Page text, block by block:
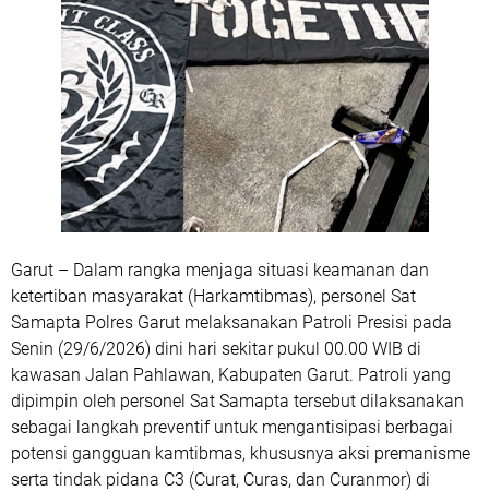
Garut – Dalam rangka menjaga situasi keamanan dan
ketertiban masyarakat (Harkamtibmas), personel Sat
Samapta Polres Garut melaksanakan Patroli Presisi pada
Senin (29/6/2026) dini hari sekitar pukul 00.00 WIB di
kawasan Jalan Pahlawan, Kabupaten Garut. Patroli yang
dipimpin oleh personel Sat Samapta tersebut dilaksanakan
sebagai langkah preventif untuk mengantisipasi berbagai
potensi gangguan kamtibmas, khususnya aksi premanisme
serta tindak pidana C3 (Curat, Curas, dan Curanmor) di